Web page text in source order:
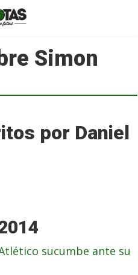
Simon
por Daniel
sucumbe ante su